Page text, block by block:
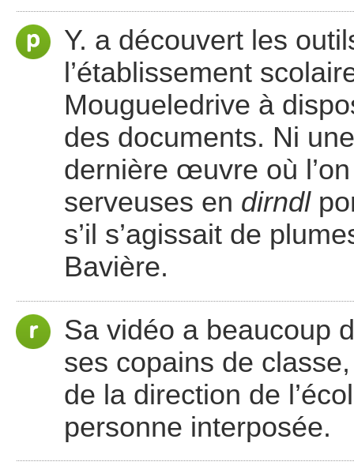
Y. a découvert les
l’établissement
Mougueledrive à
des documents. Ni
dernière œuvre où
serveuses en dirndl
s’il s’agissait de
Bavière.
Sa vidéo a beaucoup
ses copains de
de la direction de
personne interposée.